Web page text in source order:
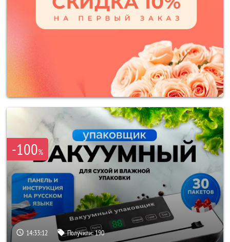
-100%
14:33:10 Получили:190